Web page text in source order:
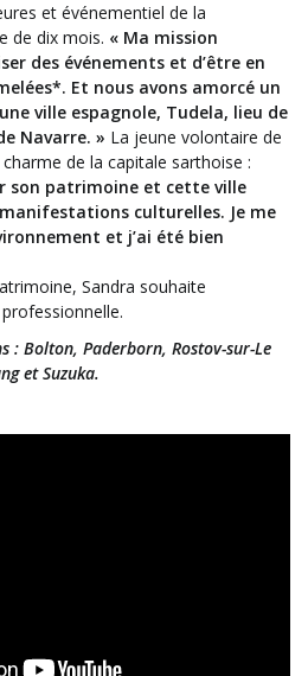
et événementiel de la
de dix mois. « Ma mission
des événements et d’être en
Et nous avons amorcé un
ville espagnole, Tudela, lieu de
Navarre. » La jeune volontaire de
de la capitale sarthoise :
son patrimoine et cette ville
culturelles. Je me
et j’ai été bien
Sandra souhaite
: Bolton, Paderborn, Rostov-sur-Le
et Suzuka.